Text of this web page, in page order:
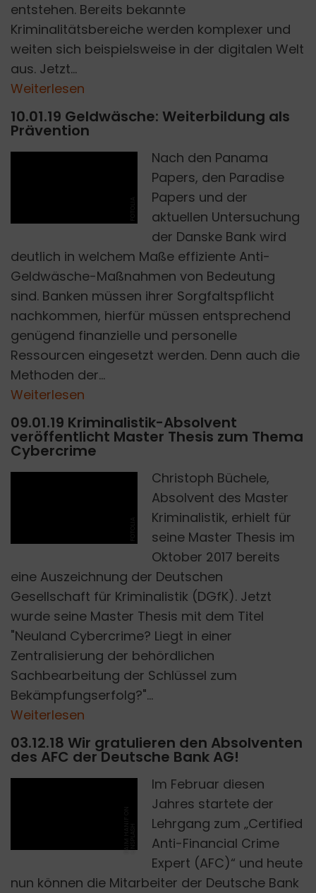
entstehen. Bereits bekannte
Kriminalitätsbereiche werden komplexer und
weiten sich beispielsweise in der digitalen Welt
aus. Jetzt...
Weiterlesen
10.01.19 Geldwäsche: Weiterbildung als
Prävention
Nach den Panama
Papers, den Paradise
Papers und der
aktuellen Untersuchung
der Danske Bank wird
deutlich in welchem Maße effiziente Anti-
Geldwäsche-Maßnahmen von Bedeutung
sind. Banken müssen ihrer Sorgfaltspflicht
nachkommen, hierfür müssen entsprechend
genügend finanzielle und personelle
Ressourcen eingesetzt werden. Denn auch die
Methoden der...
Weiterlesen
09.01.19 Kriminalistik-Absolvent
veröffentlicht Master Thesis zum Thema
Cybercrime
Christoph Büchele,
Absolvent des Master
Kriminalistik, erhielt für
seine Master Thesis im
Oktober 2017 bereits
eine Auszeichnung der Deutschen
Gesellschaft für Kriminalistik (DGfK). Jetzt
wurde seine Master Thesis mit dem Titel
"Neuland Cybercrime? Liegt in einer
Zentralisierung der behördlichen
Sachbearbeitung der Schlüssel zum
Bekämpfungserfolg?"...
Weiterlesen
03.12.18 Wir gratulieren den Absolventen
des AFC der Deutsche Bank AG!
Im Februar diesen
Jahres startete der
Lehrgang zum „Certified
Anti-Financial Crime
Expert (AFC)“ und heute
nun können die Mitarbeiter der Deutsche Bank